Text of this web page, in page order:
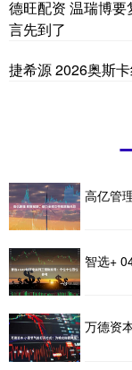
德旺配资 温瑞博
言先到了
捷希源 2026奥斯
高亿管
智选+
万德资